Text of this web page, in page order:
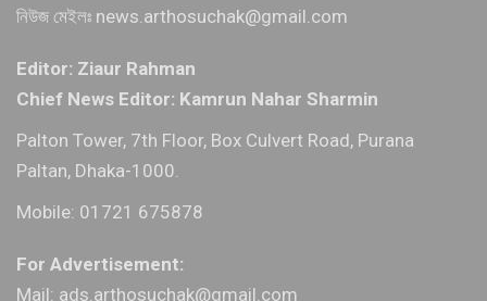
নিউজ মেইলঃ news.arthosuchak@gmail.com
Editor: Ziaur Rahman
Chief News Editor: Kamrun Nahar Sharmin
Palton Tower, 7th Floor, Box Culvert Road, Purana
Paltan, Dhaka-1000.
Mobile: 01721 675878
For Advertisement:
Mail: ads.arthosuchak@gmail.com